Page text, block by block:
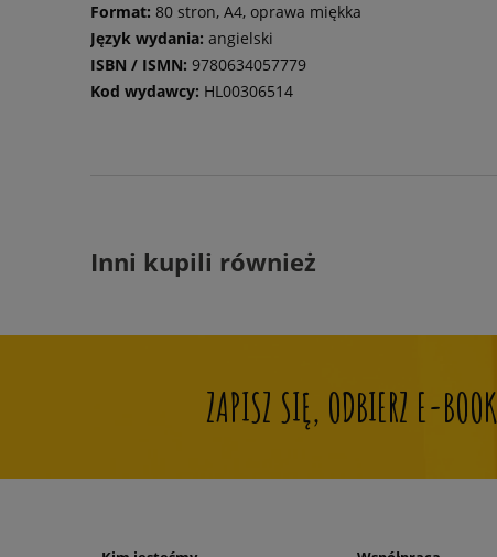
Format: 80 stron, A4, oprawa miękka
Język wydania: angielski
ISBN / ISMN: 9780634057779
Kod wydawcy: HL00306514
Inni kupili również
ZAPISZ SIĘ, ODBIERZ E-